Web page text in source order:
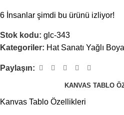
6 İnsanlar şimdi bu ürünü izliyor!
Stok kodu: glc-343
Kategoriler: Hat Sanatı Yağlı
Paylaşın:
KANVAS TABLO
Kanvas Tablo Özellikleri